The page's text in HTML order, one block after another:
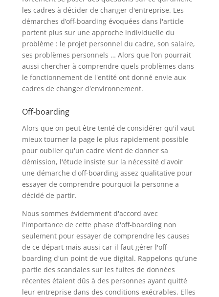
les cadres à décider de changer d'entreprise. Les
démarches d’off-boarding évoquées dans l'article
portent plus sur une approche individuelle du
problème : le projet personnel du cadre, son salaire,
ses problèmes personnels … Alors que l’on pourrait
aussi chercher à comprendre quels problèmes dans
le fonctionnement de l'entité ont donné envie aux
cadres de changer d'environnement.
Off-boarding
Alors que on peut être tenté de considérer qu'il vaut
mieux tourner la page le plus rapidement possible
pour oublier qu'un cadre vient de donner sa
démission, l'étude insiste sur la nécessité d'avoir
une démarche d'off-boarding assez qualitative pour
essayer de comprendre pourquoi la personne a
décidé de partir.
Nous sommes évidemment d'accord avec
l'importance de cette phase d'off-boarding non
seulement pour essayer de comprendre les causes
de ce départ mais aussi car il faut gérer l'off-
boarding d'un point de vue digital. Rappelons qu’une
partie des scandales sur les fuites de données
récentes étaient dûs à des personnes ayant quitté
leur entreprise dans des conditions exécrables. Elles